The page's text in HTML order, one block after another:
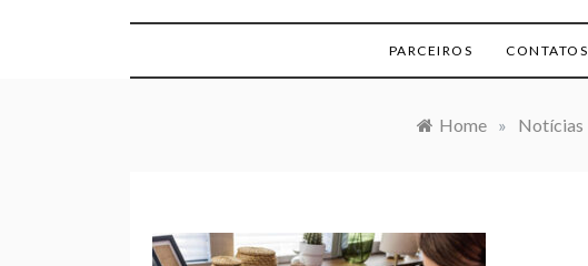
PARCEIROS CONTATOS
Home » Notícias